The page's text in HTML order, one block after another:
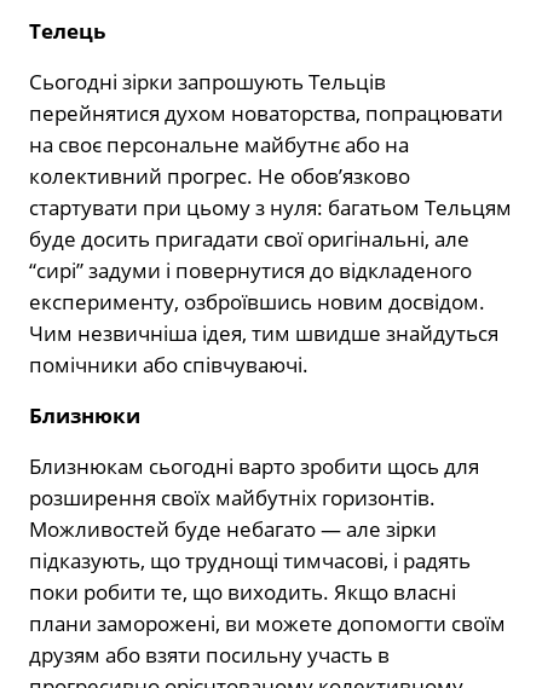
Телець
Сьогодні зірки запрошують Тельців
перейнятися духом новаторства, попрацювати
на своє персональне майбутнє або на
колективний прогрес. Не обов’язково
стартувати при цьому з нуля: багатьом Тельцям
буде досить пригадати свої оригінальні, але
“сирі” задуми і повернутися до відкладеного
експерименту, озброївшись новим досвідом.
Чим незвичніша ідея, тим швидше знайдуться
помічники або співчуваючі.
Близнюки
Близнюкам сьогодні варто зробити щось для
розширення своїх майбутніх горизонтів.
Можливостей буде небагато — але зірки
підказують, що труднощі тимчасові, і радять
поки робити те, що виходить. Якщо власні
плани заморожені, ви можете допомогти своїм
друзям або взяти посильну участь в